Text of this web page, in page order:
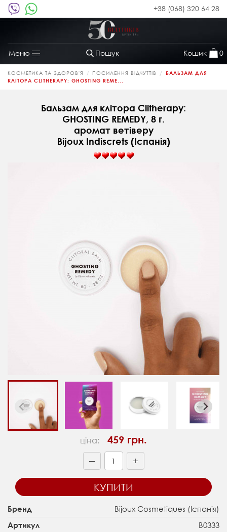
+38 (068) 320 64 28
Пошук Кошик 0
Меню
Toggle
navigation
КОСМЕТИКА ТА ЗДОРОВ'Я ПОСИЛЕННЯ ВІДЧУТТІВ
БАЛЬЗАМ ДЛЯ
КЛІТОРА CLITHERAPY: GHOSTING REME...
Бальзам для клітора Clitherapy:
GHOSTING REMEDY, 8 г.
аромат ветіверу
Bijoux Indiscrets (Іспанія)
ціна: 459 грн.
— +
КУПИТИ
Бренд Bijoux Cosmetiques (Іспанія)
Артикул B0333